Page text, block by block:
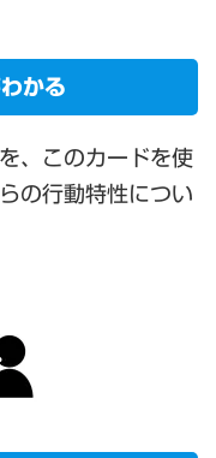
かる
、このカードを使
の行動特性につい